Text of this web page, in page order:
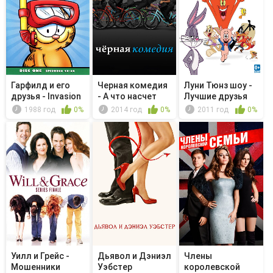
Гарфилд и его
друзья - Invasion
of th...1988 год 0%
Черная комедия
- А что насчет
Гэри?2014 год 0%
Луни Тюнз шоу -
Лучшие друзья
во времени
2011 год 0%
Уилл и Грейс -
Мошенники
Дьявол и Дэниэл
Уэбстер
Члены
королевской